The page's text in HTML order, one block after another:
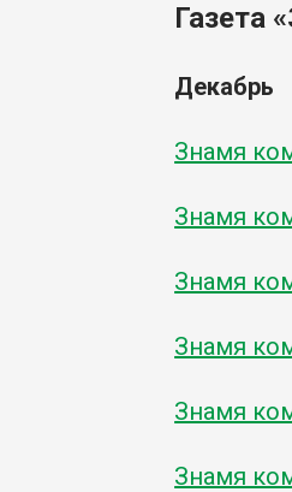
Газета
Декабрь
Знамя
Знамя
Знамя
Знамя
Знамя
Знамя